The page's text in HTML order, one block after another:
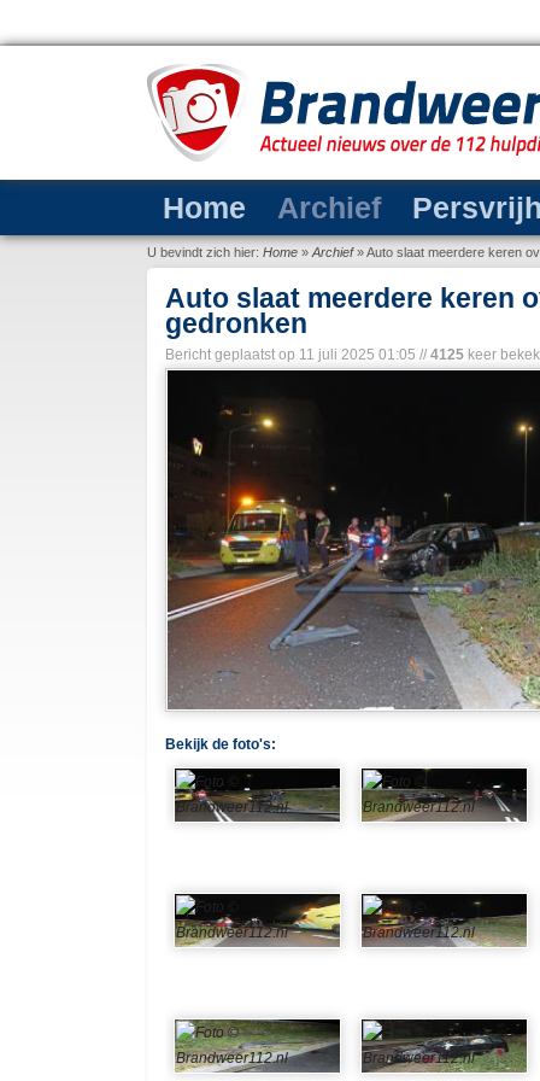
Home Archief
U bevindt zich hier: Home » Archief»Auto slaat meerdere keren
Auto slaat meerdere keren
gedronken
Bericht geplaatst op 11 juli 2025 01:05 // 4125 keer
Bekijk de foto's: